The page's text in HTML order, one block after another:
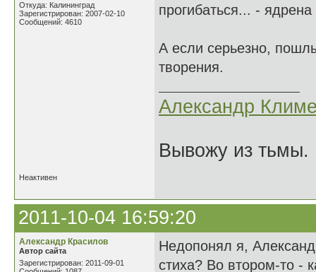
Откуда: Калининград
Зарегистрирован: 2007-02-10
Сообщений: 4610
прогибаться... -
А если серьезно,
творения.
Александр
Вывожу из тьмы.
Неактивен
2011-10-04 16:59:20
Александр Красилов
Автор сайта
Зарегистрирован: 2011-09-01
Недопонял я,
стиха? Во втором-то -